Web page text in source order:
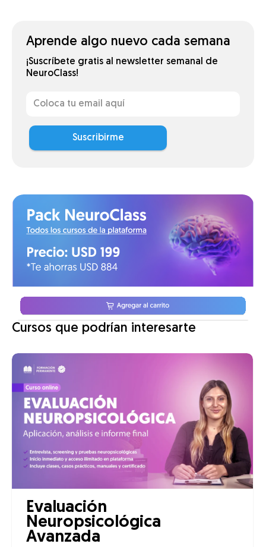
Aprende algo nuevo cada semana
¡Suscríbete gratis al newsletter semanal de
NeuroClass!
Suscribirme
Cursos que podrían interesarte
Evaluación
Neuropsicológica
Avanzada